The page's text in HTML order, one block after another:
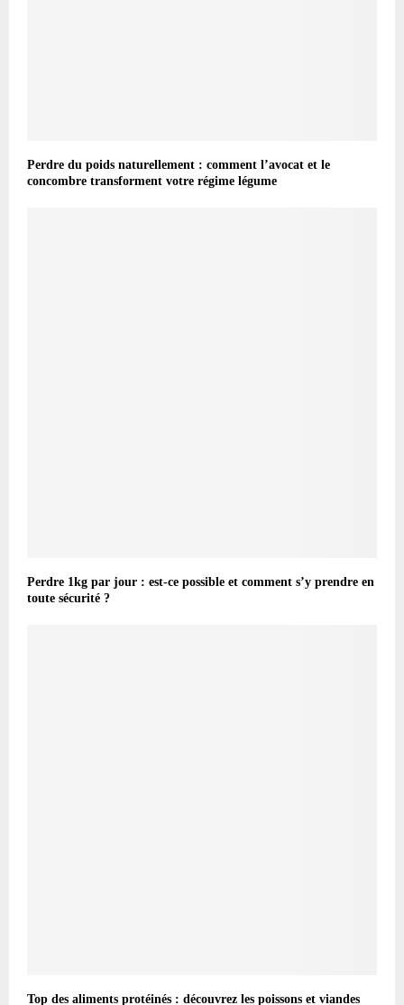
Perdre du poids naturellement : comment l’avocat et le
concombre transforment votre régime légume
Perdre 1kg par jour : est-ce possible et comment s’y prendre en
toute sécurité ?
Top des aliments protéinés : découvrez les poissons et viandes